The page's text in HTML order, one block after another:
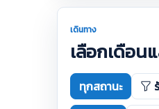
เดินทาง
เลือกเดือน
ทุกสถานะ